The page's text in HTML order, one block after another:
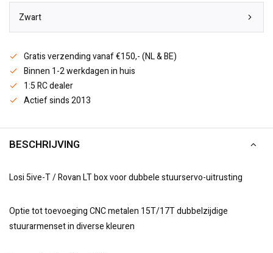
Zwart
Gratis verzending vanaf €150,- (NL & BE)
Binnen 1-2 werkdagen in huis
1:5 RC dealer
Actief sinds 2013
BESCHRIJVING
Losi 5ive-T / Rovan LT box voor dubbele stuurservo-uitrusting
Optie tot toevoeging CNC metalen 15T/17T dubbelzijdige
stuurarmenset in diverse kleuren